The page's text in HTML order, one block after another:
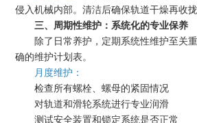
侵入机械内部。清洁后确保轨道干燥再收拢
三、周期性维护：系统化的专业保养
除了日常养护，定期系统性维护至关重
确的维护计划表。
月度维护：
检查所有螺栓、螺母的紧固情况
对轨道和滑轮系统进行专业润滑
测试安全装置和锁定系统是否正常